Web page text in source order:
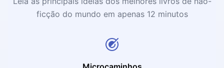
ficção do mundo em apenas 12 minutos